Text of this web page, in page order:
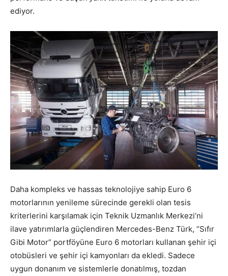
ediyor.
Daha kompleks ve hassas teknolojiye sahip Euro 6
motorlarının yenileme sürecinde gerekli olan tesis
kriterlerini karşılamak için Teknik Uzmanlık Merkezi’ni
ilave yatırımlarla güçlendiren Mercedes-Benz Türk, “Sıfır
Gibi Motor” portföyüne Euro 6 motorları kullanan şehir içi
otobüsleri ve şehir içi kamyonları da ekledi. Sadece
uygun donanım ve sistemlerle donatılmış, tozdan